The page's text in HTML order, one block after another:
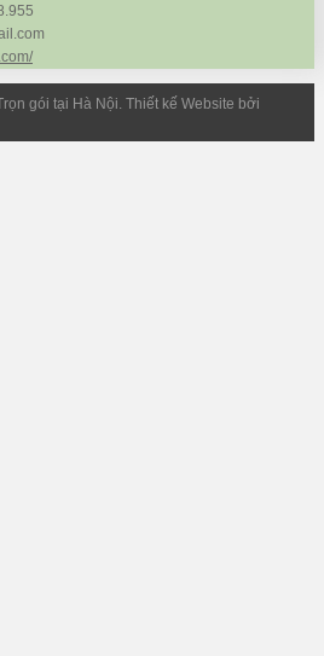
gói tại Hà Nội. Thiết kế Website bởi